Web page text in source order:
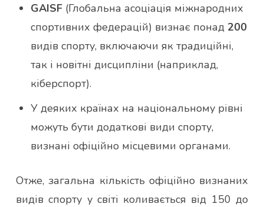
GAISF (Глобальна асоціація міжнародних
спортивних федерацій) визнає понад 200
видів спорту, включаючи як традиційні,
так і новітні дисципліни (наприклад,
кіберспорт).
У деяких країнах на національному рівні
можуть бути додаткові види спорту,
визнані офіційно місцевими органами.
Отже, загальна кількість офіційно визнаних
видів спорту у світі коливається від 150 до